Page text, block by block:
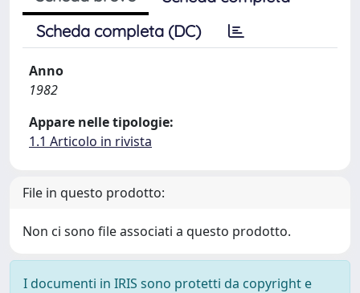
Scheda completa (DC)
Anno
1982
Appare nelle tipologie:
1.1 Articolo in rivista
File in questo prodotto:
Non ci sono file associati a questo prodotto.
I documenti in IRIS sono protetti da copyright e